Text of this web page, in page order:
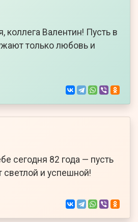
Валентин! Пусть в
только любовь и
сегодня 82 года — пусть
светлой и успешной!